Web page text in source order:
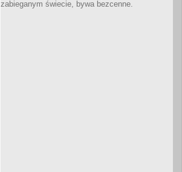
zabieganym świecie, bywa bezcenne.